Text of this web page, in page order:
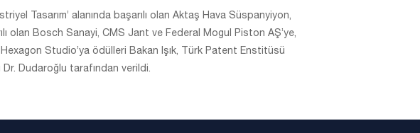
Tasarım’ alanında başarılı olan Aktaş Hava Süspanyiyon,
olan Bosch Sanayi, CMS Jant ve Federal Mogul Piston AŞ’ye,
Hexagon Studio’ya ödülleri Bakan Işık, Türk Patent Enstitüsü
Dr. Dudaroğlu tarafından verildi.